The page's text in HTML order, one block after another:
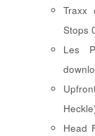
Traxx
Stops
Les
Head